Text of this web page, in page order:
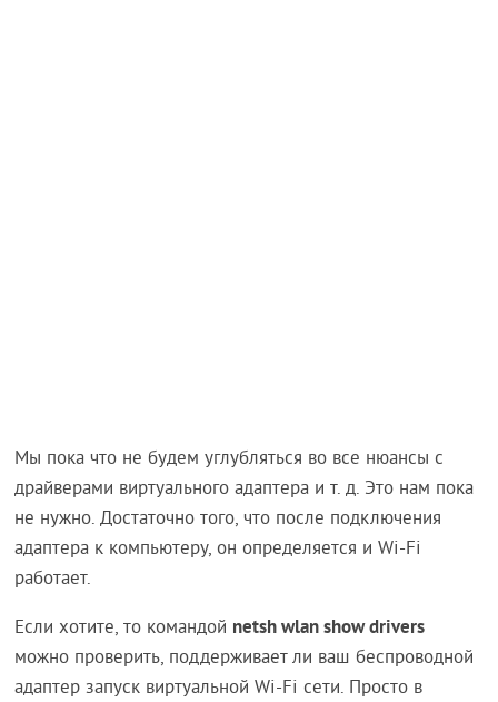
Мы пока что не будем углубляться во все нюансы с
драйверами виртуального адаптера и т. д. Это нам пока
не нужно. Достаточно того, что после подключения
адаптера к компьютеру, он определяется и Wi-Fi
работает.
Если хотите, то командой netsh wlan show drivers
можно проверить, поддерживает ли ваш беспроводной
адаптер запуск виртуальной Wi-Fi сети. Просто в